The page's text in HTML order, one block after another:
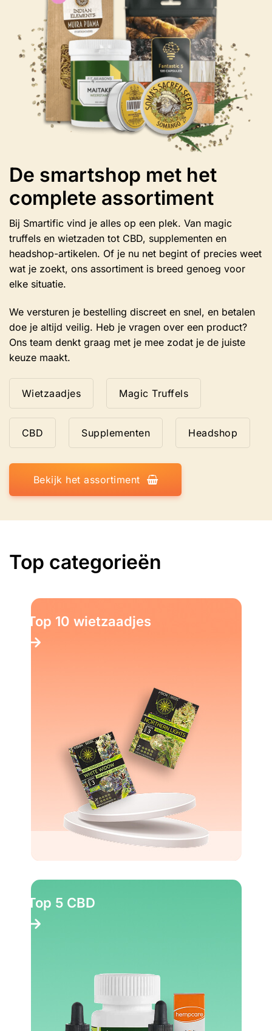
worden
op
de
productpagina
De smartshop met het
complete assortiment
Bij Smartific vind je alles op een plek. Van magic
truffels en wietzaden tot CBD, supplementen en
headshop-artikelen. Of je nu net begint of precies weet
wat je zoekt, ons assortiment is breed genoeg voor
elke situatie.
We versturen je bestelling discreet en snel, en betalen
doe je altijd veilig. Heb je vragen over een product?
Ons team denkt graag met je mee zodat je de juiste
keuze maakt.
Wietzaadjes Magic Truffels
CBD Supplementen Headshop
Bekijk het assortiment
Top categorieën
Top 10 wietzaadjes
Top 5 CBD